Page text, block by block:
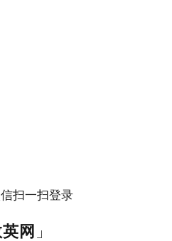
扫一扫登录
网 」